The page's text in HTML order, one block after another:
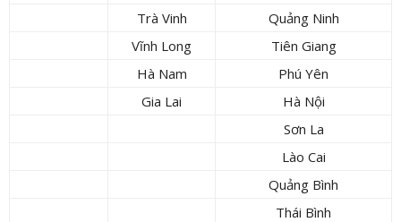
Trà Vinh
Quảng Ninh
Vĩnh Long
Tiên Giang
Hà Nam
Phú Yên
Gia Lai
Hà Nội
Sơn La
Lào Cai
Quảng Bình
Thái Bình